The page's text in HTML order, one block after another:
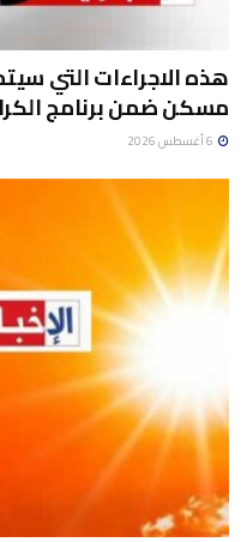
هذه الاجراءات التي
مسكن ضمن برنامج